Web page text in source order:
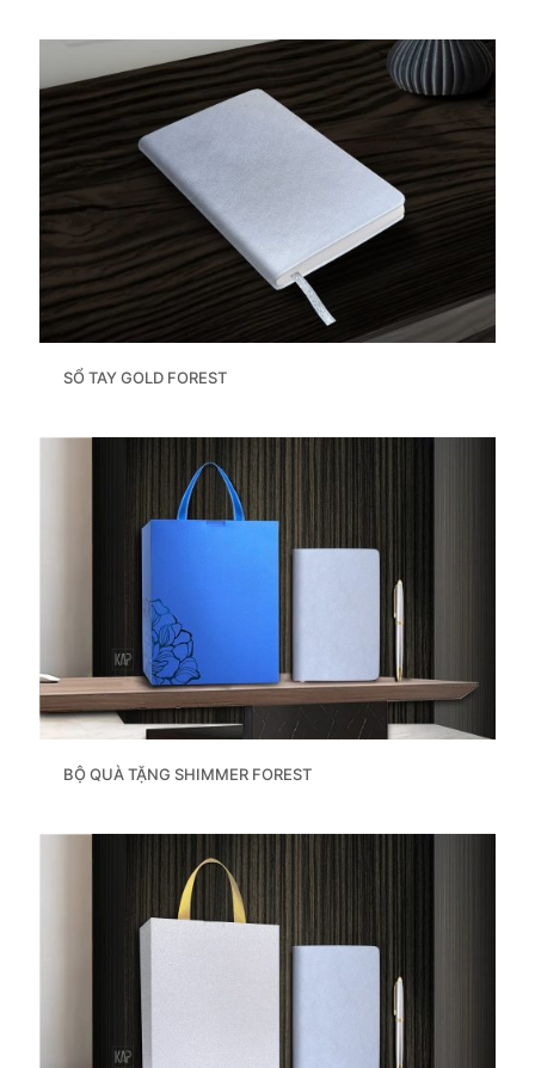
SỔ TAY GOLD FOREST
BỘ QUÀ TẶNG SHIMMER FOREST